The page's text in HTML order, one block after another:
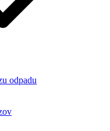
odpadu